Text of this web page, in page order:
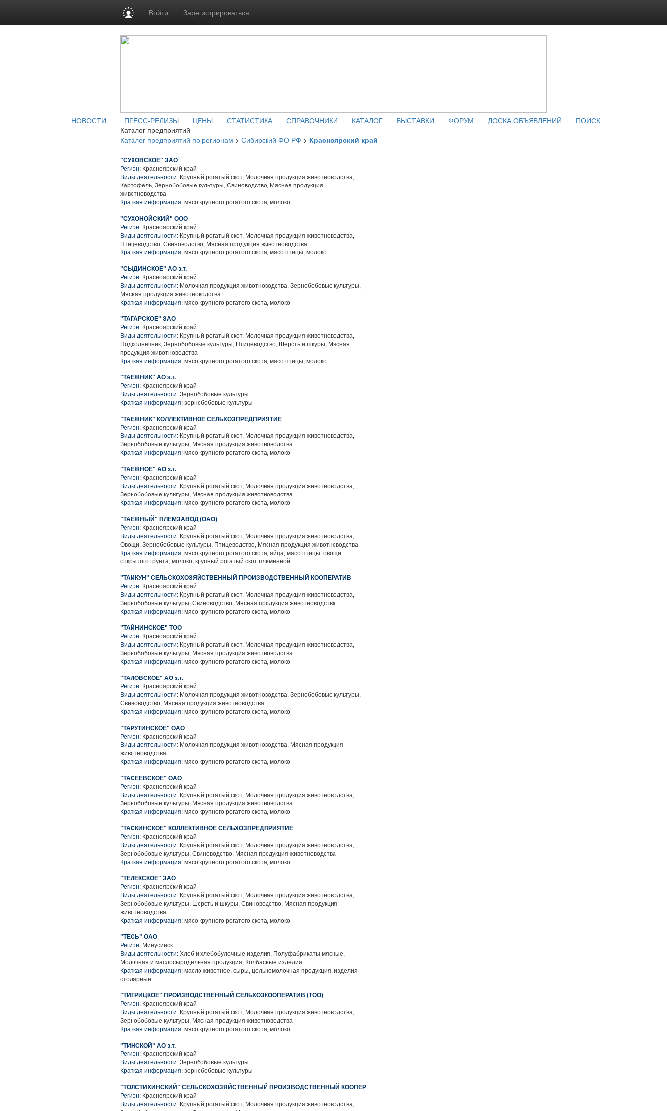
Войти Зарегистрироваться
НОВОСТИ ПРЕСС-РЕЛИЗЫ ЦЕНЫ СТАТИСТИКА СПРАВОЧНИКИ КАТАЛОГ ВЫСТАВКИ ФОРУМ ДОСКА ОБЪЯВЛЕНИЙ
ПОИСК
Каталог предприятий
Каталог предприятий по регионам > Сибирский ФО РФ > Красноярский край
"СУХОВСКОЕ" ЗАО
Регион: Красноярский край
Виды деятельности: Крупный рогатый скот, Молочная продукция животноводства,
Картофель, Зернобобовые культуры, Свиноводство, Мясная продукция
животноводства
Краткая информация: мясо крупного рогатого скота, молоко
"СУХОНОЙСКИЙ" ООО
Регион: Красноярский край
Виды деятельности: Крупный рогатый скот, Молочная продукция животноводства,
Птицеводство, Свиноводство, Мясная продукция животноводства
Краткая информация: мясо крупного рогатого скота, мясо птицы, молоко
"СЫДИНСКОЕ" АО з.т.
Регион: Красноярский край
Виды деятельности: Молочная продукция животноводства, Зернобобовые культуры,
Мясная продукция животноводства
Краткая информация: мясо крупного рогатого скота, молоко
"ТАГАРСКОЕ" ЗАО
Регион: Красноярский край
Виды деятельности: Крупный рогатый скот, Молочная продукция животноводства,
Подсолнечник, Зернобобовые культуры, Птицеводство, Шерсть и шкуры, Мясная
продукция животноводства
Краткая информация: мясо крупного рогатого скота, мясо птицы, молоко
"ТАЕЖНИК" АО з.т.
Регион: Красноярский край
Виды деятельности: Зернобобовые культуры
Краткая информация: зернобобовые культуры
"ТАЕЖНИК" КОЛЛЕКТИВНОЕ СЕЛЬХОЗПРЕДПРИЯТИЕ
Регион: Красноярский край
Виды деятельности: Крупный рогатый скот, Молочная продукция животноводства,
Зернобобовые культуры, Мясная продукция животноводства
Краткая информация: мясо крупного рогатого скота, молоко
"ТАЕЖНОЕ" АО з.т.
Регион: Красноярский край
Виды деятельности: Крупный рогатый скот, Молочная продукция животноводства,
Зернобобовые культуры, Мясная продукция животноводства
Краткая информация: мясо крупного рогатого скота, молоко
"ТАЕЖНЫЙ" ПЛЕМЗАВОД (ОАО)
Регион: Красноярский край
Виды деятельности: Крупный рогатый скот, Молочная продукция животноводства,
Овощи, Зернобобовые культуры, Птицеводство, Мясная продукция животноводства
Краткая информация: мясо крупного рогатого скота, яйца, мясо птицы, овощи
открытого грунта, молоко, крупный рогатый скот племенной
"ТАИКУН" СЕЛЬСКОХОЗЯЙСТВЕННЫЙ ПРОИЗВОДСТВЕННЫЙ КООПЕРАТИВ
Регион: Красноярский край
Виды деятельности: Крупный рогатый скот, Молочная продукция животноводства,
Зернобобовые культуры, Свиноводство, Мясная продукция животноводства
Краткая информация: мясо крупного рогатого скота, молоко
"ТАЙНИНСКОЕ" ТОО
Регион: Красноярский край
Виды деятельности: Крупный рогатый скот, Молочная продукция животноводства,
Зернобобовые культуры, Мясная продукция животноводства
Краткая информация: мясо крупного рогатого скота, молоко
"ТАЛОВСКОЕ" АО з.т.
Регион: Красноярский край
Виды деятельности: Молочная продукция животноводства, Зернобобовые культуры,
Свиноводство, Мясная продукция животноводства
Краткая информация: мясо крупного рогатого скота, молоко
"ТАРУТИНСКОЕ" ОАО
Регион: Красноярский край
Виды деятельности: Молочная продукция животноводства, Мясная продукция
животноводства
Краткая информация: мясо крупного рогатого скота, молоко
"ТАСЕЕВСКОЕ" ОАО
Регион: Красноярский край
Виды деятельности: Крупный рогатый скот, Молочная продукция животноводства,
Зернобобовые культуры, Мясная продукция животноводства
Краткая информация: мясо крупного рогатого скота, молоко
"ТАСКИНСКОЕ" КОЛЛЕКТИВНОЕ СЕЛЬХОЗПРЕДПРИЯТИЕ
Регион: Красноярский край
Виды деятельности: Крупный рогатый скот, Молочная продукция животноводства,
Зернобобовые культуры, Свиноводство, Мясная продукция животноводства
Краткая информация: мясо крупного рогатого скота, молоко
"ТЕЛЕКСКОЕ" ЗАО
Регион: Красноярский край
Виды деятельности: Крупный рогатый скот, Молочная продукция животноводства,
Зернобобовые культуры, Шерсть и шкуры, Свиноводство, Мясная продукция
животноводства
Краткая информация: мясо крупного рогатого скота, молоко
"ТЕСЬ" ОАО
Регион: Минусинск
Виды деятельности: Хлеб и хлебобулочные изделия, Полуфабрикаты мясные,
Молочная и маслосыродельная продукция, Колбасные изделия
Краткая информация: масло животное, сыры, цельномолочная продукция, изделия
столярные
"ТИГРИЦКОЕ" ПРОИЗВОДСТВЕННЫЙ СЕЛЬХОЗКООПЕРАТИВ (ТОО)
Регион: Красноярский край
Виды деятельности: Крупный рогатый скот, Молочная продукция животноводства,
Зернобобовые культуры, Мясная продукция животноводства
Краткая информация: мясо крупного рогатого скота, молоко
"ТИНСКОЙ" АО з.т.
Регион: Красноярский край
Виды деятельности: Зернобобовые культуры
Краткая информация: зернобобовые культуры
"ТОЛСТИХИНСКИЙ" СЕЛЬСКОХОЗЯЙСТВЕННЫЙ ПРОИЗВОДСТВЕННЫЙ КООПЕР
Регион: Красноярский край
Виды деятельности: Крупный рогатый скот, Молочная продукция животноводства,